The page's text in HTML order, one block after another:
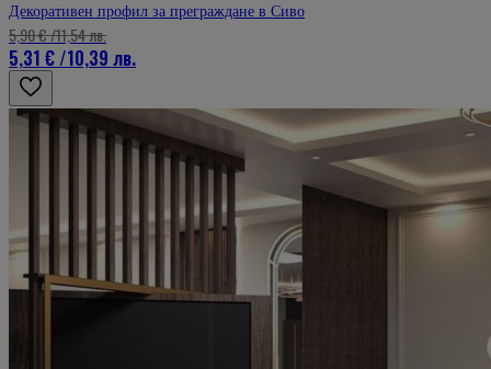
Декоративен профил за преграждане в Сиво
5,31 €/10,39 лв.
5,90 €/11,54 лв.